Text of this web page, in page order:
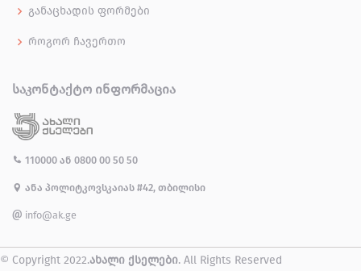
განაცხადის ფორმები
როგორ ჩავერთო
ᲡᲐᲙᲝᲜᲢᲐᲥᲢᲝ ᲘᲜᲤᲝᲠᲛᲐᲪᲘᲐ
110000 ან 0800 00 50 50
ანა პოლიტკოვსკაიას #42, თბილისი
info@ak.ge
© Copyright 2022.ახალი ქსელები. All Rights Reserved